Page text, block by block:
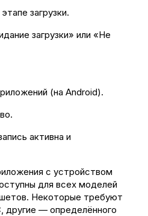
загрузки.
загрузки» или «Не
(на Android).
активна и
с устройством
для всех моделей
Некоторые требуют
другие — определённого